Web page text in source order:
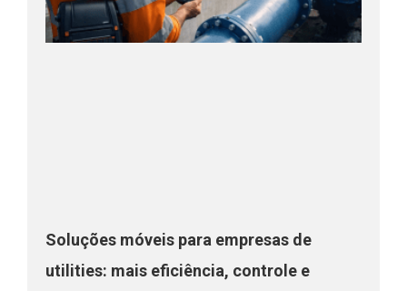
Soluções móveis para empresas de
utilities: mais eficiência, controle e